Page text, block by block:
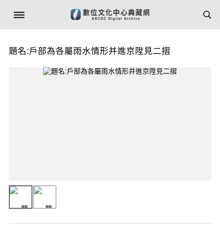
題名:戶部為各屬雨水情形并進京陞見二摺